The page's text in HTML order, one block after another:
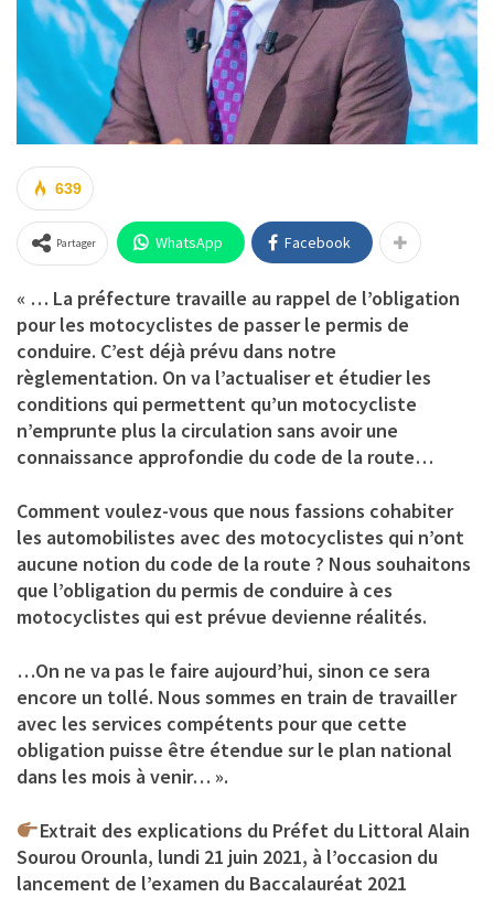
639
Partager WhatsApp Facebook
« … La préfecture travaille au rappel de l’obligation
pour les motocyclistes de passer le permis de
conduire. C’est déjà prévu dans notre
règlementation. On va l’actualiser et étudier les
conditions qui permettent qu’un motocycliste
n’emprunte plus la circulation sans avoir une
connaissance approfondie du code de la route…
Comment voulez-vous que nous fassions cohabiter
les automobilistes avec des motocyclistes qui n’ont
aucune notion du code de la route ? Nous souhaitons
que l’obligation du permis de conduire à ces
motocyclistes qui est prévue devienne réalités.
…On ne va pas le faire aujourd’hui, sinon ce sera
encore un tollé. Nous sommes en train de travailler
avec les services compétents pour que cette
obligation puisse être étendue sur le plan national
dans les mois à venir… ».
Extrait des explications du Préfet du Littoral Alain
Sourou Orounla, lundi 21 juin 2021, à l’occasion du
lancement de l’examen du Baccalauréat 2021